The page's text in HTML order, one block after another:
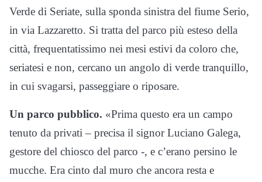
Verde di Seriate, sulla sponda sinistra del fiume Serio,
in via Lazzaretto. Si tratta del parco più esteso della
città, frequentatissimo nei mesi estivi da coloro che,
seriatesi e non, cercano un angolo di verde tranquillo,
in cui svagarsi, passeggiare o riposare.
Un parco pubblico. «Prima questo era un campo
tenuto da privati – precisa il signor Luciano Galega,
gestore del chiosco del parco -, e c’erano persino le
mucche. Era cinto dal muro che ancora resta e